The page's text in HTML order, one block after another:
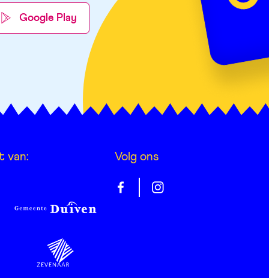
Google Play
van: Volg ons
Gelrepas